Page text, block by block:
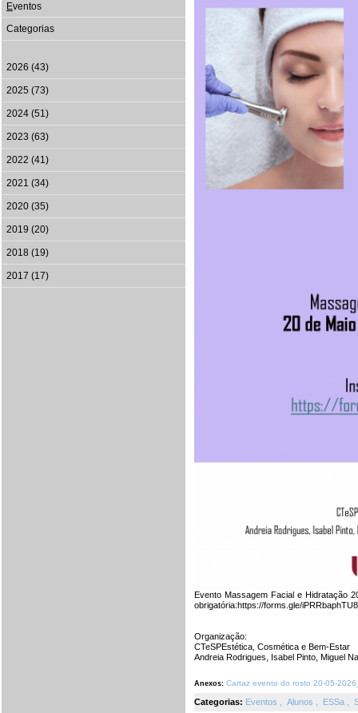
Eventos
Categorias
2026 (43)
2025 (73)
2024 (51)
2023 (63)
2022 (41)
2021 (34)
2020 (35)
2019 (20)
2018 (19)
2017 (17)
Evento Massagem Facial e Hidratação
obrigatória:https://forms.gle/
Organização:
CTeSPEstética, Cosmética e Bem-Estar
Andreia Rodrigues, Isabel Pinto, Miguel
Anexos: Cartaz evento do rosto 20-05-
Categorias: Eventos Alunos ESSa